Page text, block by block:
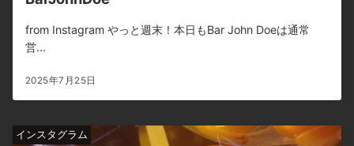
from Instagram やっと週末！本日もBar John Doeは通常
営...
2025年7月25日
インスタグラム